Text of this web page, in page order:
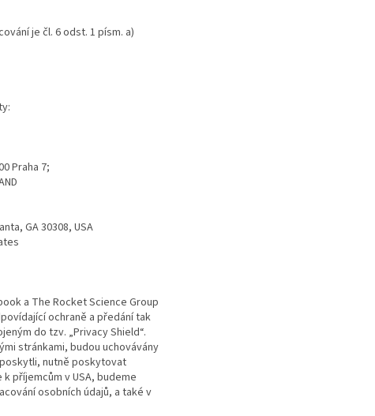
je čl. 6 odst. 1 písm. a)
Praha 7;
GA 30308, USA
a The Rocket Science Group
ochraně a předání tak
do tzv. „Privacy Shield“.
stránkami, budou uchovávány
nutně poskytovat
příjemcům v USA, budeme
osobních údajů, a také v